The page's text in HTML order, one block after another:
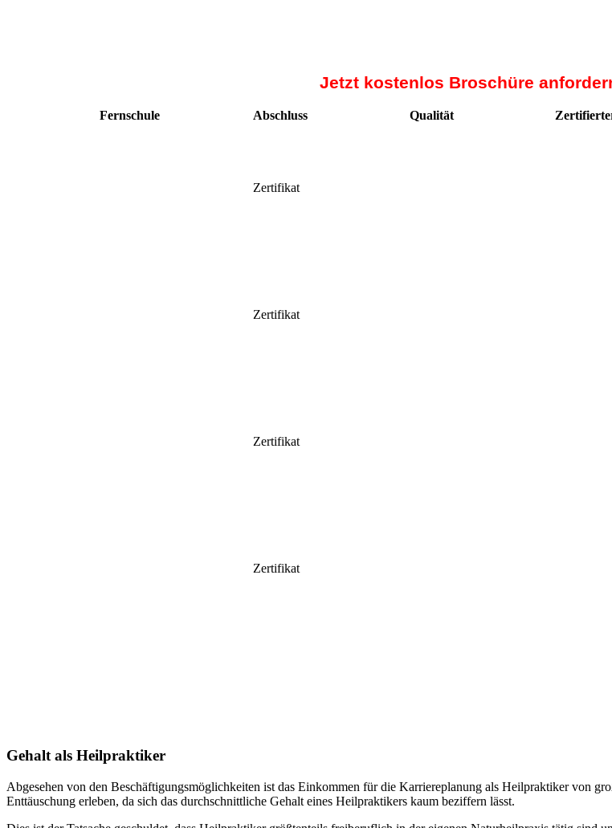
Jetzt kostenlos Broschüre
Fernschule Abschluss Qualität
Zertifikat
Zertifikat
Zertifikat
Zertifikat
Gehalt als Heilpraktiker
Abgesehen von den Beschäftigungsmöglichkeiten ist das Einkommen für die Karriereplanung als Heilpraktiker von
Enttäuschung erleben, da sich das durchschnittliche Gehalt eines Heilpraktikers kaum beziffern lässt.